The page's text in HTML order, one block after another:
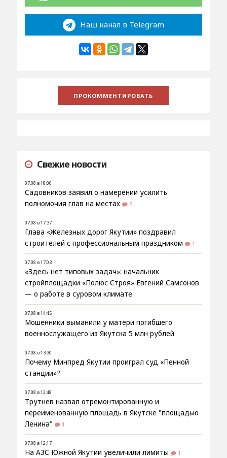
Наш канал в Telegram
Свежие новости
07.08 в 18:00
Садовников заявил о намерении усилить
полномочия глав на местах
2
07.08 в 17:37
Глава «Железных дорог Якутии» поздравил
строителей с профессиональным праздником
1
07.08 в 17:03
«Здесь нет типовых задач»: начальник
стройплощадки «Полюс Строя» Евгений Самсонов
— о работе в суровом климате
07.08 в 14:45
Мошенники выманили у матери погибшего
военнослужащего из Якутска 5 млн рублей
07.08 в 13:30
Почему Минпред Якутии проиграл суд «Пенной
станции»?
07.08 в 12:48
Трутнев назвал отремонтированную и
переименованную площадь в Якутске "площадью
Ленина"
1
07.08 в 12:17
На АЗС Южной Якутии увеличили лимиты 1